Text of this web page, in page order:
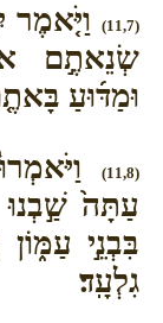
(11,7)
וַיֹּ֤אמֶר
שְׂנֵאתֶ֣ם
וּמַדּ֜וּעַ
(11,8)
עַתָּה֙ שַׁ֣בְנוּ
בִּבְנֵ֣י
גִלְעָֽד׃